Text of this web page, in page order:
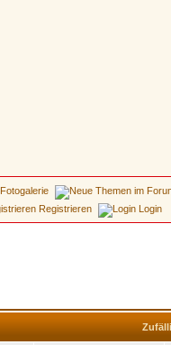
Fotogalerie
Registrieren Login